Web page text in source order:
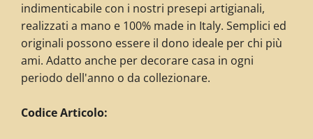
indimenticabile con i nostri presepi artigianali,
realizzati a mano e 100% made in Italy. Semplici ed
originali possono essere il dono ideale per chi più
ami. Adatto anche per decorare casa in ogni
periodo dell'anno o da collezionare.
Codice Articolo: